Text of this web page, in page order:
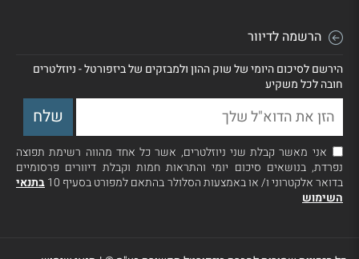
הרשמה לדיוור
הירשם לסיכום היומי של שוק ההון ולמבזקים של ביזפורטל - ניוזלטרים
חובה לכל משקיע
אני מאשר קבלת שני ניוזלטרים, אשר כל אחד מהווה רשימת תפוצה
נפרדת, בנושאים סיכום יומי והתראות חמות וקבלת דיוורים פרסומיים
בדואר אלקטרוני ו/ או באמצעות הסלולר בהתאם למפורט בסעיף 10
בתנאי
השימוש